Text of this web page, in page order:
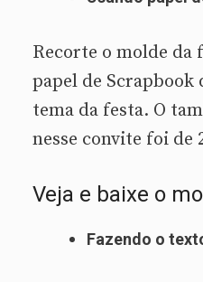
Recorte o molde da
papel de Scrapbook
tema da festa. O
nesse convite foi de
Veja e baixe o
Fazendo o